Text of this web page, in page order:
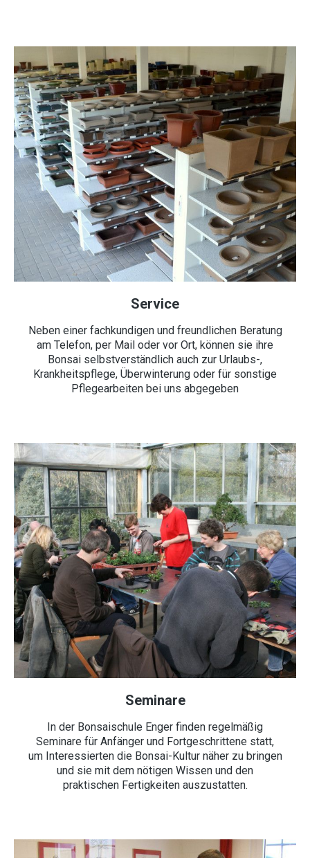
Service
Neben einer fachkundigen und freundlichen Beratung
am Telefon, per Mail oder vor Ort, können sie ihre
Bonsai selbstverständlich auch zur Urlaubs-,
Krankheitspflege, Überwinterung oder für sonstige
Pflegearbeiten bei uns abgegeben
Seminare
In der Bonsaischule Enger finden regelmäßig
Seminare für Anfänger und Fortgeschrittene statt,
um Interessierten die Bonsai-Kultur näher zu bringen
und sie mit dem nötigen Wissen und den
praktischen Fertigkeiten auszustatten.